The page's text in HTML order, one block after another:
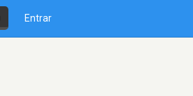
Entrar